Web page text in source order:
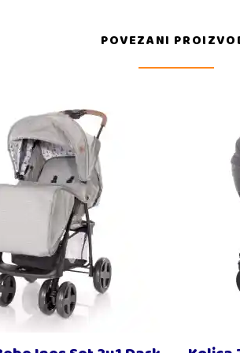
POVEZANI